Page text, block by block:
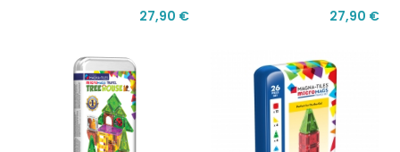
27,90 €
27,90 €